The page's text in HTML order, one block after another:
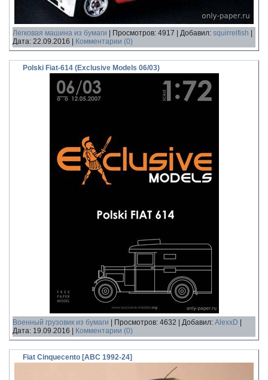
Легковая машина из бумаги Просмотров: 4917 Добавил: squirrelfish
Дата: 22.09.2016 Комментарии (0)
Polski Fiat-614 (Exclusive Models 06/03)
Военный грузовик из бумаги Просмотров: 4632 Добавил: AlexxD
Дата: 19.09.2016 Комментарии (0)
Fiat Cinquecento [ABC 1992-24]